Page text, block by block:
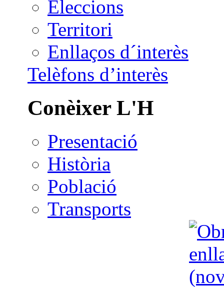
Eleccions
Territori
Enllaços d´interès
Telèfons d’interès
Conèixer L'H
Presentació
Història
Població
Transports